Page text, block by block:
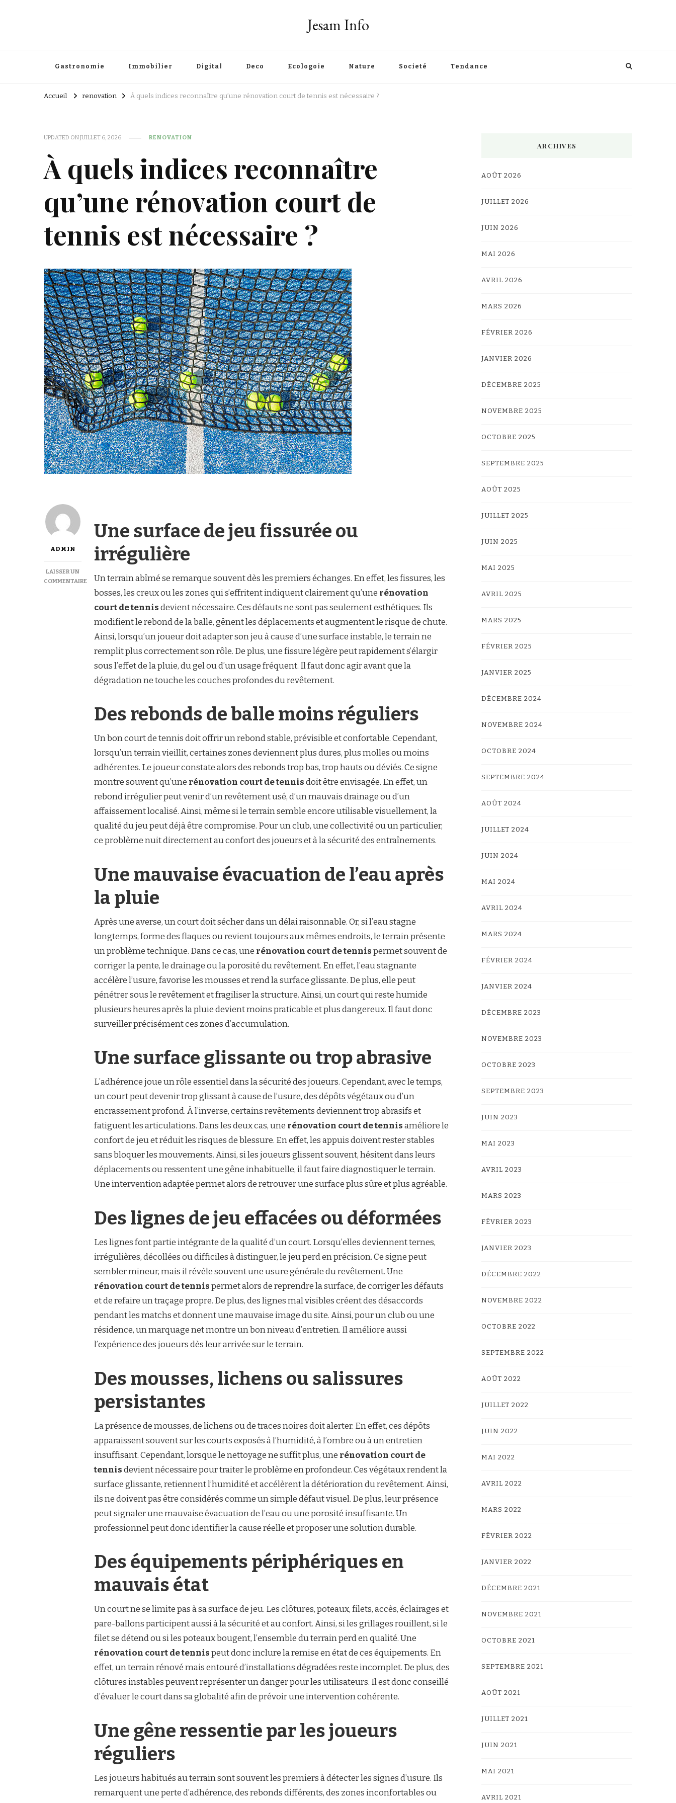
Jesam Info
Gastronomie Immobilier Digital Deco Ecologoie Nature Societé Tendance
Accueil renovation À quels indices reconnaître qu’une rénovation court de tennis est nécessaire ?
UPDATED ONJUILLET 6, 2026 RENOVATION
À quels indices reconnaître
qu’une rénovation court de
tennis est nécessaire ?
ADMIN
LAISSER UN
COMMENTAIRE
Une surface de jeu fissurée ou
irrégulière
Un terrain abîmé se remarque souvent dès les premiers échanges. En effet, les fissures, les
bosses, les creux ou les zones qui s’effritent indiquent clairement qu’une rénovation
court de tennisdevient nécessaire. Ces défauts ne sont pas seulement esthétiques. Ils
modifient le rebond de la balle, gênent les déplacements et augmentent le risque de chute.
Ainsi, lorsqu’un joueur doit adapter son jeu à cause d’une surface instable, le terrain ne
remplit plus correctement son rôle. De plus, une fissure légère peut rapidement s’élargir
sous l’effet de la pluie, du gel ou d’un usage fréquent. Il faut donc agir avant que la
dégradation ne touche les couches profondes du revêtement.
Des rebonds de balle moins réguliers
Un bon court de tennis doit offrir un rebond stable, prévisible et confortable. Cependant,
lorsqu’un terrain vieillit, certaines zones deviennent plus dures, plus molles ou moins
adhérentes. Le joueur constate alors des rebonds trop bas, trop hauts ou déviés. Ce signe
montre souvent qu’une rénovation court de tennisdoit être envisagée. En effet, un
rebond irrégulier peut venir d’un revêtement usé, d’un mauvais drainage ou d’un
affaissement localisé. Ainsi, même si le terrain semble encore utilisable visuellement, la
qualité du jeu peut déjà être compromise. Pour un club, une collectivité ou un particulier,
ce problème nuit directement au confort des joueurs et à la sécurité des entraînements.
Une mauvaise évacuation de l’eau après
la pluie
Après une averse, un court doit sécher dans un délai raisonnable. Or, si l’eau stagne
longtemps, forme des flaques ou revient toujours aux mêmes endroits, le terrain présente
un problème technique. Dans ce cas, une rénovation court de tennispermet souvent de
corriger la pente, le drainage ou la porosité du revêtement. En effet, l’eau stagnante
accélère l’usure, favorise les mousses et rend la surface glissante. De plus, elle peut
pénétrer sous le revêtement et fragiliser la structure. Ainsi, un court qui reste humide
plusieurs heures après la pluie devient moins praticable et plus dangereux. Il faut donc
surveiller précisément ces zones d’accumulation.
Une surface glissante ou trop abrasive
L’adhérence joue un rôle essentiel dans la sécurité des joueurs. Cependant, avec le temps,
un court peut devenir trop glissant à cause de l’usure, des dépôts végétaux ou d’un
encrassement profond. À l’inverse, certains revêtements deviennent trop abrasifs et
fatiguent les articulations. Dans les deux cas, une rénovation court de tennisaméliore le
confort de jeu et réduit les risques de blessure. En effet, les appuis doivent rester stables
sans bloquer les mouvements. Ainsi, si les joueurs glissent souvent, hésitent dans leurs
déplacements ou ressentent une gêne inhabituelle, il faut faire diagnostiquer le terrain.
Une intervention adaptée permet alors de retrouver une surface plus sûre et plus agréable.
Des lignes de jeu effacées ou déformées
Les lignes font partie intégrante de la qualité d’un court. Lorsqu’elles deviennent ternes,
irrégulières, décollées ou difficiles à distinguer, le jeu perd en précision. Ce signe peut
sembler mineur, mais il révèle souvent une usure générale du revêtement. Une
rénovation court de tennispermet alors de reprendre la surface, de corriger les défauts
et de refaire un traçage propre. De plus, des lignes mal visibles créent des désaccords
pendant les matchs et donnent une mauvaise image du site. Ainsi, pour un club ou une
résidence, un marquage net montre un bon niveau d’entretien. Il améliore aussi
l’expérience des joueurs dès leur arrivée sur le terrain.
Des mousses, lichens ou salissures
persistantes
La présence de mousses, de lichens ou de traces noires doit alerter. En effet, ces dépôts
apparaissent souvent sur les courts exposés à l’humidité, à l’ombre ou à un entretien
insuffisant. Cependant, lorsque le nettoyage ne suffit plus, une rénovation court de
tennisdevient nécessaire pour traiter le problème en profondeur. Ces végétaux rendent la
surface glissante, retiennent l’humidité et accélèrent la détérioration du revêtement. Ainsi,
ils ne doivent pas être considérés comme un simple défaut visuel. De plus, leur présence
peut signaler une mauvaise évacuation de l’eau ou une porosité insuffisante. Un
professionnel peut donc identifier la cause réelle et proposer une solution durable.
Des équipements périphériques en
mauvais état
Un court ne se limite pas à sa surface de jeu. Les clôtures, poteaux, filets, accès, éclairages et
pare-ballons participent aussi à la sécurité et au confort. Ainsi, si les grillages rouillent, si le
filet se détend ou si les poteaux bougent, l’ensemble du terrain perd en qualité. Une
rénovation court de tennispeut donc inclure la remise en état de ces équipements. En
effet, un terrain rénové mais entouré d’installations dégradées reste incomplet. De plus, des
clôtures instables peuvent représenter un danger pour les utilisateurs. Il est donc conseillé
d’évaluer le court dans sa globalité afin de prévoir une intervention cohérente.
Une gêne ressentie par les joueurs
réguliers
Les joueurs habitués au terrain sont souvent les premiers à détecter les signes d’usure. Ils
remarquent une perte d’adhérence, des rebonds différents, des zones inconfortables ou
ARCHIVES
AOÛT 2026
JUILLET 2026
JUIN 2026
MAI 2026
AVRIL 2026
MARS 2026
FÉVRIER 2026
JANVIER 2026
DÉCEMBRE 2025
NOVEMBRE 2025
OCTOBRE 2025
SEPTEMBRE 2025
AOÛT 2025
JUILLET 2025
JUIN 2025
MAI 2025
AVRIL 2025
MARS 2025
FÉVRIER 2025
JANVIER 2025
DÉCEMBRE 2024
NOVEMBRE 2024
OCTOBRE 2024
SEPTEMBRE 2024
AOÛT 2024
JUILLET 2024
JUIN 2024
MAI 2024
AVRIL 2024
MARS 2024
FÉVRIER 2024
JANVIER 2024
DÉCEMBRE 2023
NOVEMBRE 2023
OCTOBRE 2023
SEPTEMBRE 2023
JUIN 2023
MAI 2023
AVRIL 2023
MARS 2023
FÉVRIER 2023
JANVIER 2023
DÉCEMBRE 2022
NOVEMBRE 2022
OCTOBRE 2022
SEPTEMBRE 2022
AOÛT 2022
JUILLET 2022
JUIN 2022
MAI 2022
AVRIL 2022
MARS 2022
FÉVRIER 2022
JANVIER 2022
DÉCEMBRE 2021
NOVEMBRE 2021
OCTOBRE 2021
SEPTEMBRE 2021
AOÛT 2021
JUILLET 2021
JUIN 2021
MAI 2021
AVRIL 2021